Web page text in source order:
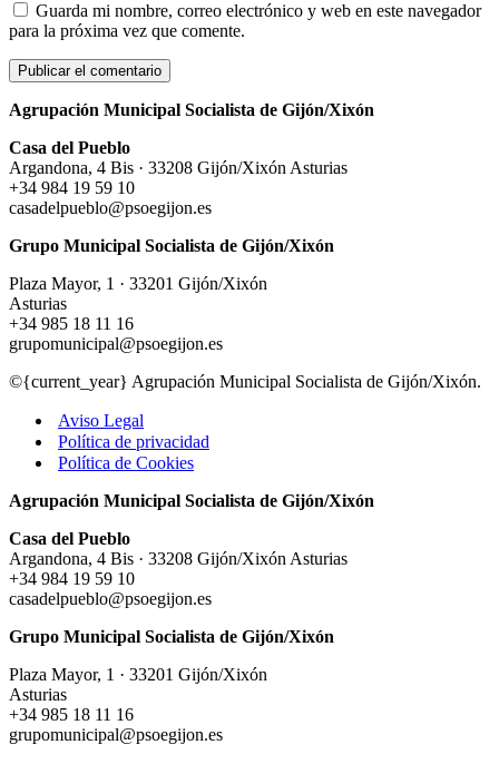
Guarda mi nombre, correo electrónico y web en este navegador
para la próxima vez que comente.
Agrupación Municipal Socialista de Gijón/Xixón
Casa del Pueblo
Argandona, 4 Bis · 33208 Gijón/Xixón Asturias
+34 984 19 59 10
casadelpueblo@psoegijon.es
Grupo Municipal Socialista de Gijón/Xixón
Plaza Mayor, 1 · 33201 Gijón/Xixón
Asturias
+34 985 18 11 16
grupomunicipal@psoegijon.es
©{current_year} Agrupación Municipal Socialista de Gijón/Xixón.
Aviso Legal
Política de privacidad
Política de Cookies
Agrupación Municipal Socialista de Gijón/Xixón
Casa del Pueblo
Argandona, 4 Bis · 33208 Gijón/Xixón Asturias
+34 984 19 59 10
casadelpueblo@psoegijon.es
Grupo Municipal Socialista de Gijón/Xixón
Plaza Mayor, 1 · 33201 Gijón/Xixón
Asturias
+34 985 18 11 16
grupomunicipal@psoegijon.es